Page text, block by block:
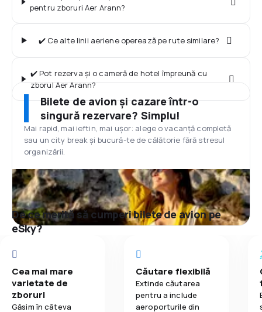
pentru zboruri Aer Arann?
✔️ Ce alte linii aeriene operează pe rute similare?
✔️ Pot rezerva și o cameră de hotel împreună cu
zborul Aer Arann?
Bilete de avion și cazare într-o
singură rezervare? Simplu!
Mai rapid, mai ieftin, mai ușor: alege o vacanță completă
sau un city break și bucură-te de călătorie fără stresul
organizării.
De ce merită să cumperi bilete de avion pe
eSky?
Cea mai mare
varietate de
zboruri
Găsim în câteva
Căutare flexibilă
Extinde căutarea
pentru a include
aeroporturile din